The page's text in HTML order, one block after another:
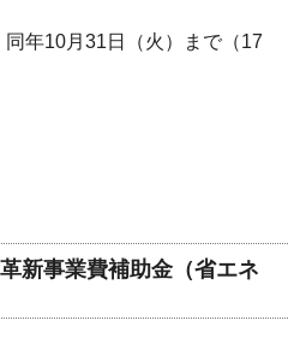
年10月31日（火）まで（17
新事業費補助金（省エネ